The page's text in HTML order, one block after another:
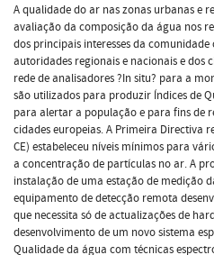
A qualidade do ar nas zonas urbanas e
avaliação da composição da água nos
dos principais interesses da
autoridades regionais e nacionais e dos
rede de analisadores ?In situ? para a
são utilizados para produzir Índices de
para alertar a população e para fins de
cidades europeias. A Primeira Directiva
CE) estabeleceu níveis mínimos para
a concentração de partículas no ar. A
instalação de uma estação de medição
equipamento de detecção remota
que necessita só de actualizações de
desenvolvimento de um novo sistema
Qualidade da água com técnicas